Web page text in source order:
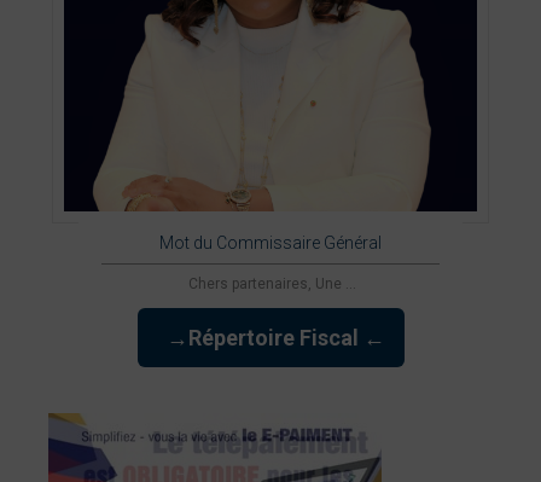
Mot du Commissaire Général
Chers partenaires, Une ...
→Répertoire Fiscal ←